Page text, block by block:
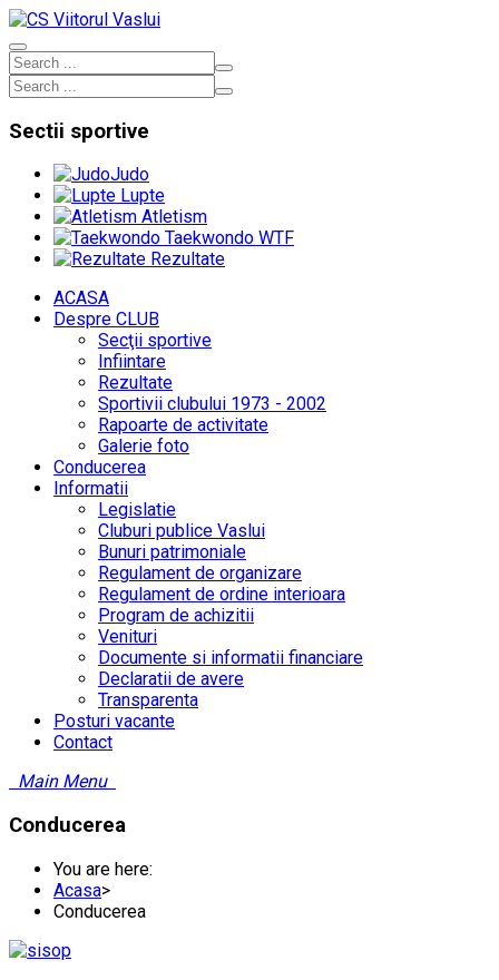
Sectii sportive
Judo
Lupte
Atletism
Taekwondo WTF
Rezultate
ACASA
Despre CLUB
Secţii sportive
Infiintare
Rezultate
Sportivii clubului 1973 - 2002
Rapoarte de activitate
Galerie foto
Conducerea
Informatii
Legislatie
Cluburi publice Vaslui
Bunuri patrimoniale
Regulament de organizare
Regulament de ordine interioara
Program de achizitii
Venituri
Documente si informatii financiare
Declaratii de avere
Transparenta
Posturi vacante
Contact
Main Menu
Conducerea
You are here:
Acasa>
Conducerea